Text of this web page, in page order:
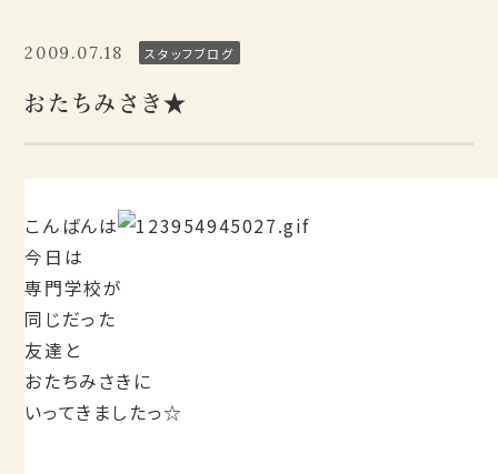
2009.07.18 スタッフブログ
おたちみさき★
こんばんは
今日は
専門学校が
同じだった
友達と
おたちみさきに
いってきましたっ☆